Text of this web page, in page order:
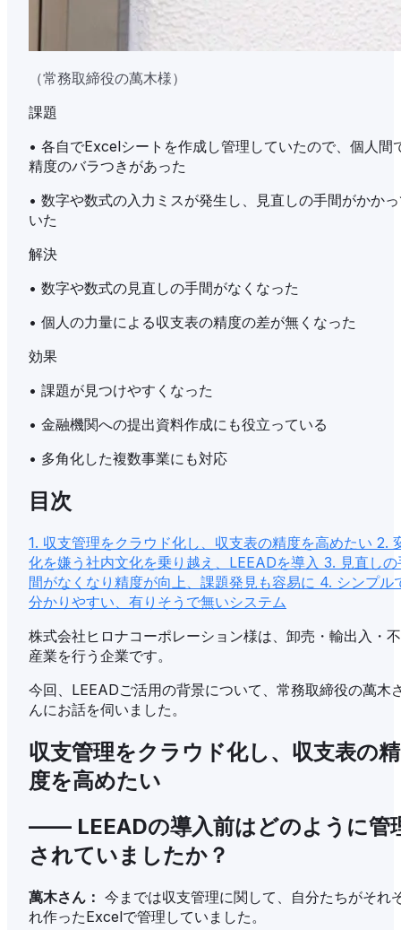
（常務取締役の萬木様）
課題
• 各自でExcelシートを作成し管理していたので、個人間
精度のバラつきがあった
• 数字や数式の入力ミスが発生し、見直しの手間がかか
いた
解決
• 数字や数式の見直しの手間がなくなった
• 個人の力量による収支表の精度の差が無くなった
効果
• 課題が見つけやすくなった
• 金融機関への提出資料作成にも役立っている
• 多角化した複数事業にも対応
目次
1. 収支管理をクラウド化し、収支表の精度を高めたい 2.
化を嫌う社内文化を乗り越え、LEEADを導入 3. 見直しの
間がなくなり精度が向上、課題発見も容易に 4. シンプル
分かりやすい、有りそうで無いシステム
株式会社ヒロナコーポレーション様は、卸売・輸出入・
産業を行う企業です。
今回、LEEADご活用の背景について、常務取締役の萬木
んにお話を伺いました。
収支管理をクラウド化し、収支表の精
度を高めたい
—— LEEADの導入前はどのように管
されていましたか？
萬木さん： 今までは収支管理に関して、自分たちがそれ
れ作ったExcelで管理していました。